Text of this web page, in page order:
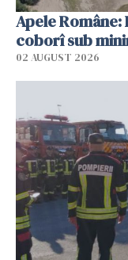
Apele
coborî sub
02 AUGUST 2026